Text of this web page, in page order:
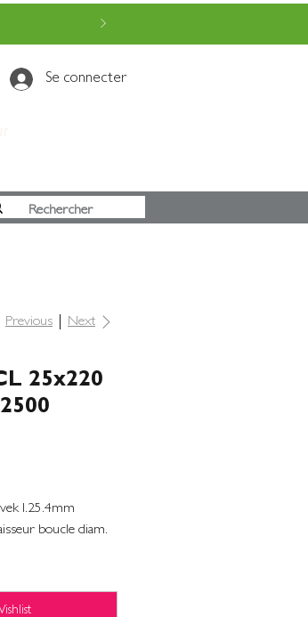
Se connecter
Previous Next
25x220
l.25.4mm
boucle diam.